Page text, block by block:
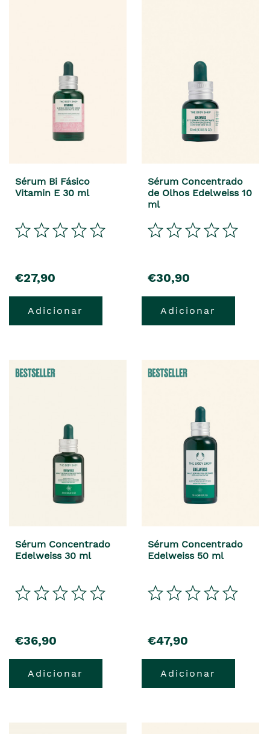
Sérum Bi Fásico
Vitamin E 30 ml
€27,90
Adicionar
Sérum Concentrado
de Olhos Edelweiss 10
ml
€30,90
Adicionar
Sérum Concentrado
Edelweiss 30 ml
€36,90
Adicionar
Sérum Concentrado
Edelweiss 50 ml
€47,90
Adicionar